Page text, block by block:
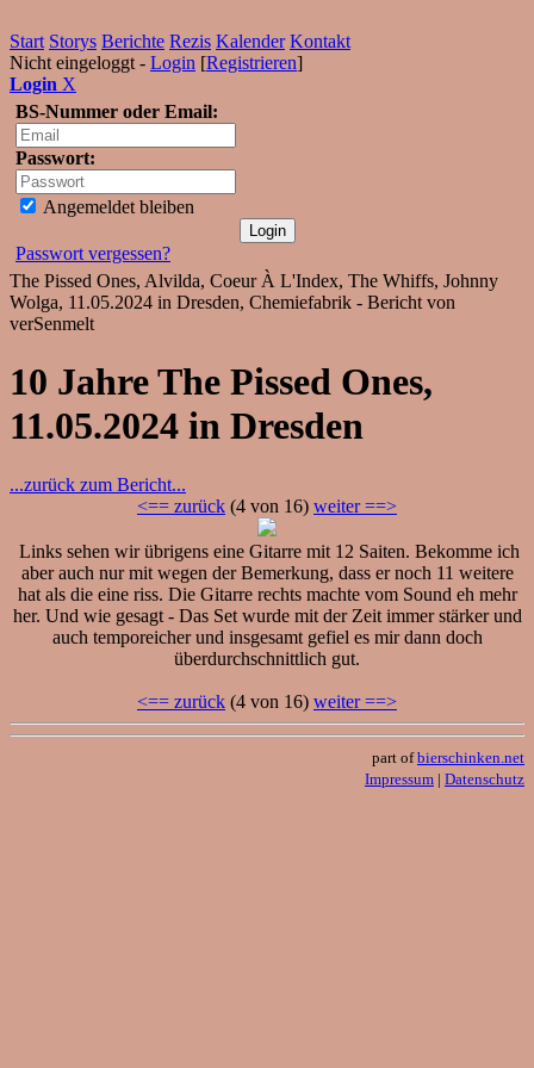
Start Storys Berichte Rezis Kalender Kontakt
Nicht eingeloggt - Login [Registrieren]
Login X
BS-Nummer oder Email:
Passwort:
Angemeldet bleiben
Passwort vergessen?
The Pissed Ones, Alvilda, Coeur À L'Index, The Whiffs, Johnny
Wolga, 11.05.2024 in Dresden, Chemiefabrik - Bericht von
verSenmelt
10 Jahre The Pissed Ones,
11.05.2024 in Dresden
...zurück zum Bericht...
<== zurück (4 von 16) weiter ==>
Links sehen wir übrigens eine Gitarre mit 12 Saiten. Bekomme ich
aber auch nur mit wegen der Bemerkung, dass er noch 11 weitere
hat als die eine riss. Die Gitarre rechts machte vom Sound eh mehr
her. Und wie gesagt - Das Set wurde mit der Zeit immer stärker und
auch temporeicher und insgesamt gefiel es mir dann doch
überdurchschnittlich gut.
<== zurück (4 von 16) weiter ==>
part ofbierschinken.net
Impressum | Datenschutz